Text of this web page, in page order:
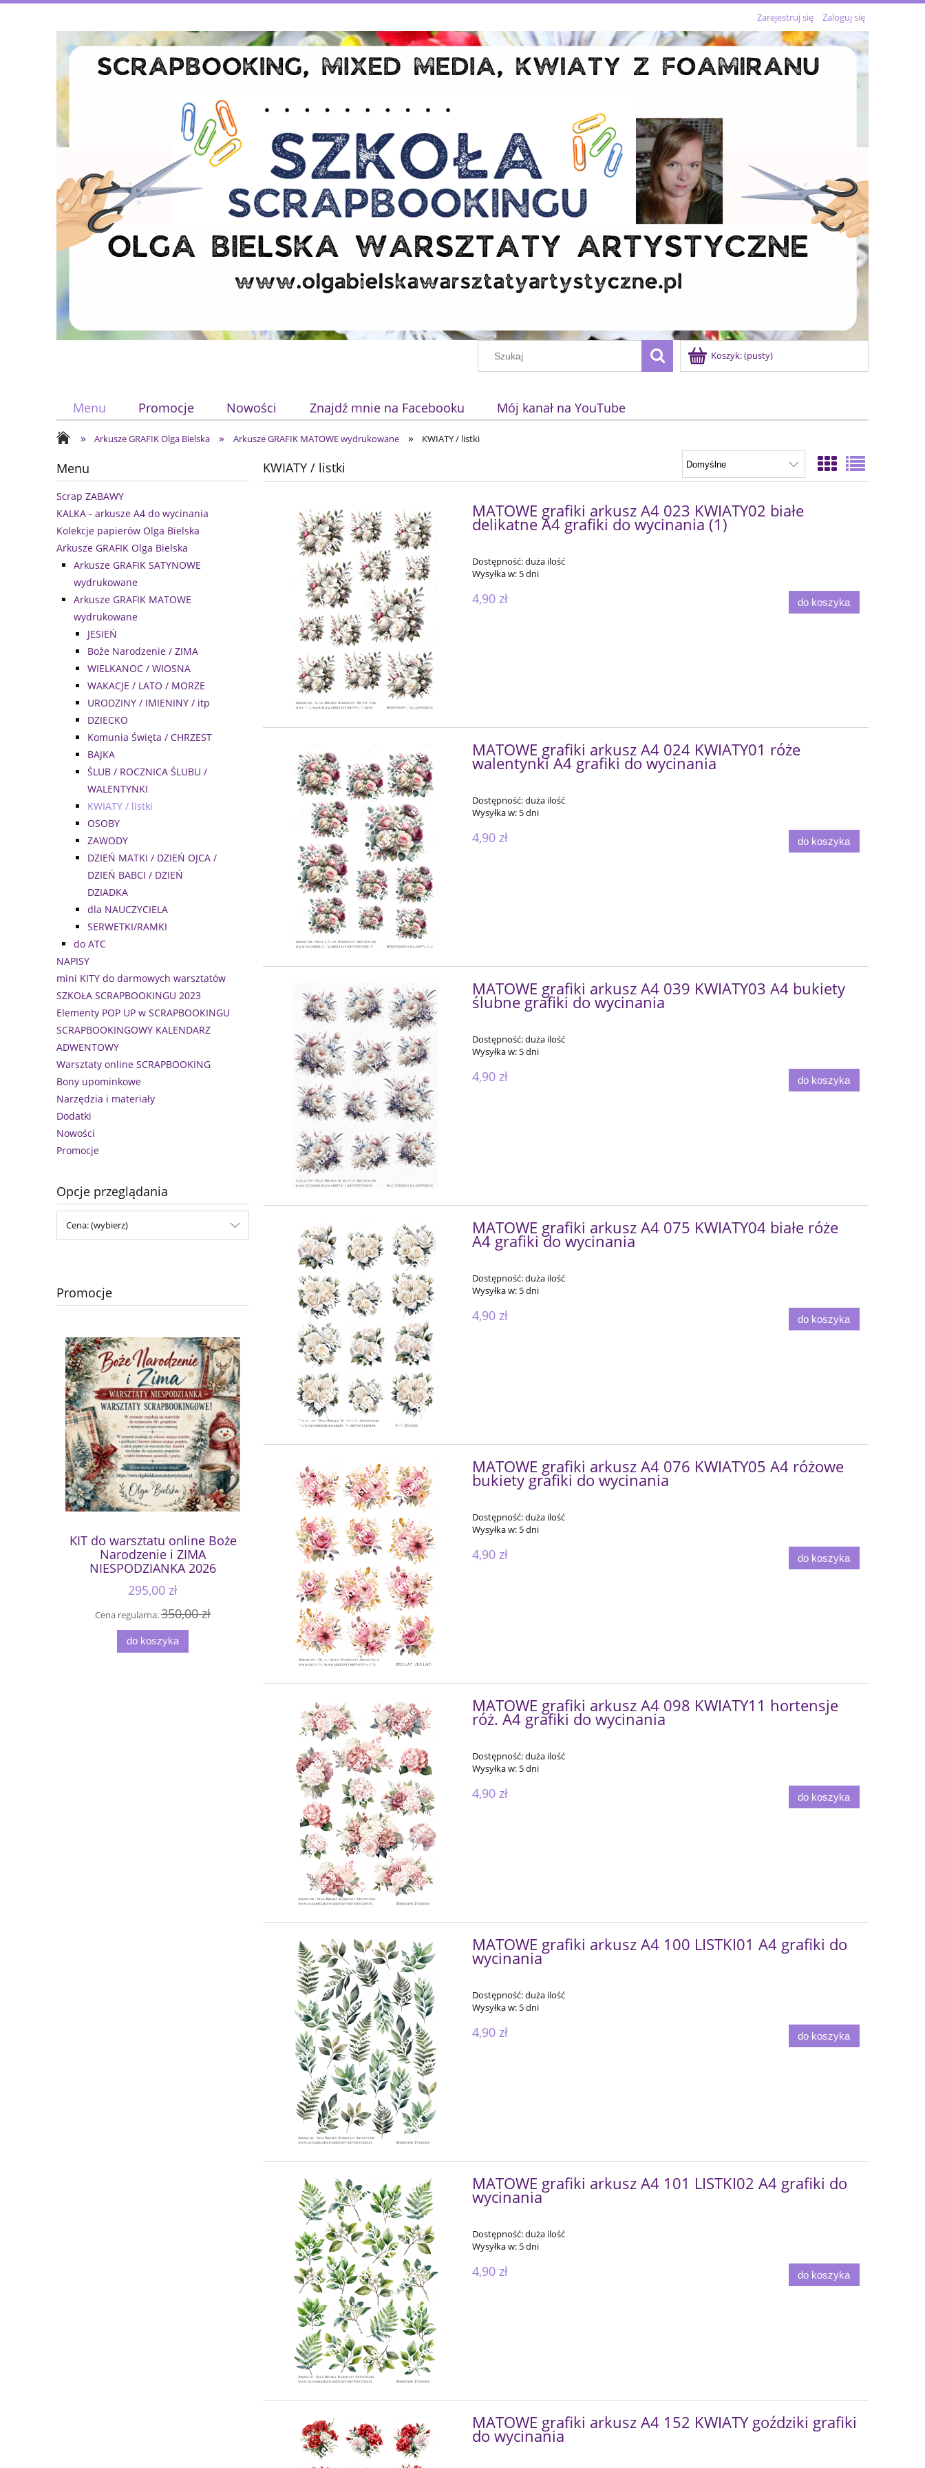
Zarejestruj się Zaloguj się
Koszyk:(pusty)
Menu Promocje Nowości Znajdź mnie na Facebooku Mój kanał na YouTube
» Arkusze GRAFIK Olga Bielska » Arkusze GRAFIK MATOWE wydrukowane » KWIATY / listki
Menu
Scrap ZABAWY
KALKA - arkusze A4 do wycinania
Kolekcje papierów Olga Bielska
Arkusze GRAFIK Olga Bielska
Arkusze GRAFIK SATYNOWE
wydrukowane
Arkusze GRAFIK MATOWE
wydrukowane
JESIEŃ
Boże Narodzenie / ZIMA
WIELKANOC / WIOSNA
WAKACJE / LATO / MORZE
URODZINY / IMIENINY / itp
DZIECKO
Komunia Święta / CHRZEST
BAJKA
ŚLUB / ROCZNICA ŚLUBU /
WALENTYNKI
KWIATY / listki
OSOBY
ZAWODY
DZIEŃ MATKI / DZIEŃ OJCA /
DZIEŃ BABCI / DZIEŃ
DZIADKA
dla NAUCZYCIELA
SERWETKI/RAMKI
do ATC
NAPISY
mini KITY do darmowych warsztatów
SZKOŁA SCRAPBOOKINGU 2023
Elementy POP UP w SCRAPBOOKINGU
SCRAPBOOKINGOWY KALENDARZ
ADWENTOWY
Warsztaty online SCRAPBOOKING
Bony upominkowe
Narzędzia i materiały
Dodatki
Nowości
Promocje
Opcje przeglądania
Cena: (wybierz)
Promocje
KIT do warsztatu online Boże
Narodzenie i ZIMA
NIESPODZIANKA 2026
295,00 zł
Cena regularna:350,00 zł
do koszyka
KWIATY / listki
MATOWE grafiki arkusz A4 023 KWIATY02 białe
delikatne A4 grafiki do wycinania (1)
Dostępność:duża ilość
Wysyłka w: 5 dni
4,90 zł do koszyka
MATOWE grafiki arkusz A4 024 KWIATY01 róże
walentynki A4 grafiki do wycinania
Dostępność:duża ilość
Wysyłka w: 5 dni
4,90 zł do koszyka
MATOWE grafiki arkusz A4 039 KWIATY03 A4 bukiety
ślubne grafiki do wycinania
Dostępność:duża ilość
Wysyłka w: 5 dni
4,90 zł do koszyka
MATOWE grafiki arkusz A4 075 KWIATY04 białe róże
A4 grafiki do wycinania
Dostępność:duża ilość
Wysyłka w: 5 dni
4,90 zł do koszyka
MATOWE grafiki arkusz A4 076 KWIATY05 A4 różowe
bukiety grafiki do wycinania
Dostępność:duża ilość
Wysyłka w: 5 dni
4,90 zł do koszyka
MATOWE grafiki arkusz A4 098 KWIATY11 hortensje
róż. A4 grafiki do wycinania
Dostępność:duża ilość
Wysyłka w: 5 dni
4,90 zł do koszyka
MATOWE grafiki arkusz A4 100 LISTKI01 A4 grafiki do
wycinania
Dostępność:duża ilość
Wysyłka w: 5 dni
4,90 zł do koszyka
MATOWE grafiki arkusz A4 101 LISTKI02 A4 grafiki do
wycinania
Dostępność:duża ilość
Wysyłka w: 5 dni
4,90 zł do koszyka
MATOWE grafiki arkusz A4 152 KWIATY goździki grafiki
do wycinania